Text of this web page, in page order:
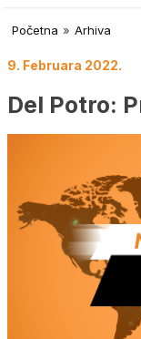
Početna » Arhiva
9. Februara 2022.
Del Potro: